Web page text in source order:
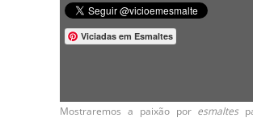
Viciadas em Esmaltes
Mostraremos a paixão por esmaltes